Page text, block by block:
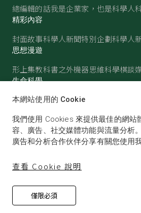
總編輯的話我是企業家，也是科學人
精彩內容
封面故事科學人新聞特別企劃科學人
思想漫遊
形上集教科書之外機器思維科學棋談
生命科學
醫學古生物心理學生態學
物理 化學地球科學天文
© SCIENTIFIC AMERICAN, A
AMERICA, INC.ALL RIGHTS
本網站使用的 Cookie
我們使用 Cookies 來提供最佳的網站
容、廣告、社交媒體功能與流量分析
廣告和分析合作伙伴分享有關您使用
查看 Cookie 說明
僅限必須